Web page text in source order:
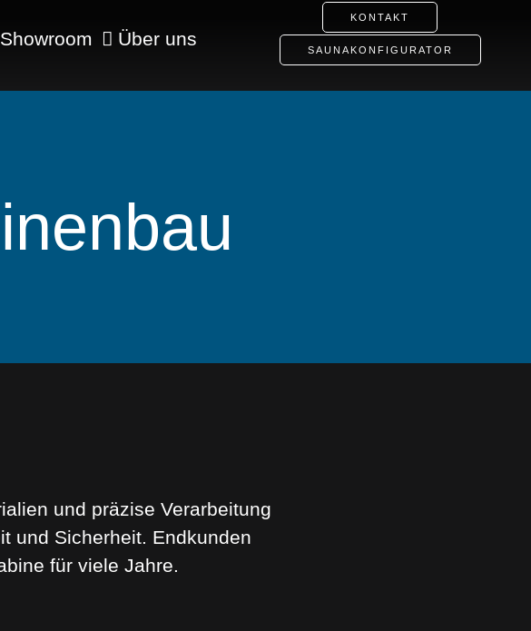
Showroom Über uns
KONTAKT
SAUNAKONFIGURATOR
und präzise Verarbeitung
und Sicherheit. Endkunden
für viele Jahre.